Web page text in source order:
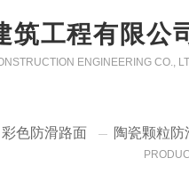
筑工程有限公
ENGINEERING CO.,
彩色防滑路面 陶瓷颗粒防